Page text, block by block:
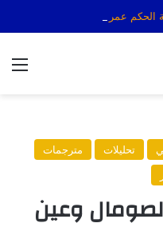
الحكم عمر عرتن
تحليلات
مترجمات
وعين